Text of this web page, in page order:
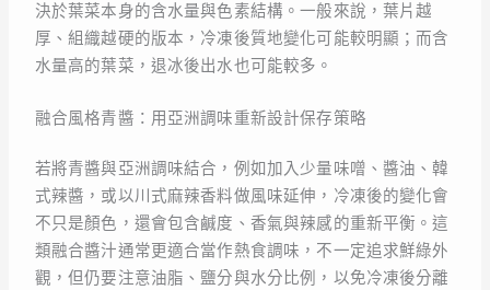
決於葉菜本身的含水量與色素結構。一般來說，葉片越
厚、組織越硬的版本，冷凍後質地變化可能較明顯；而含
水量高的葉菜，退冰後出水也可能較多。
融合風格青醬：用亞洲調味重新設計保存策略
若將青醬與亞洲調味結合，例如加入少量味噌、醬油、韓
式辣醬，或以川式麻辣香料做風味延伸，冷凍後的變化會
不只是顏色，還會包含鹹度、香氣與辣感的重新平衡。這
類融合醬汁通常更適合當作熱食調味，不一定追求鮮綠外
觀，但仍要注意油脂、鹽分與水分比例，以免冷凍後分離